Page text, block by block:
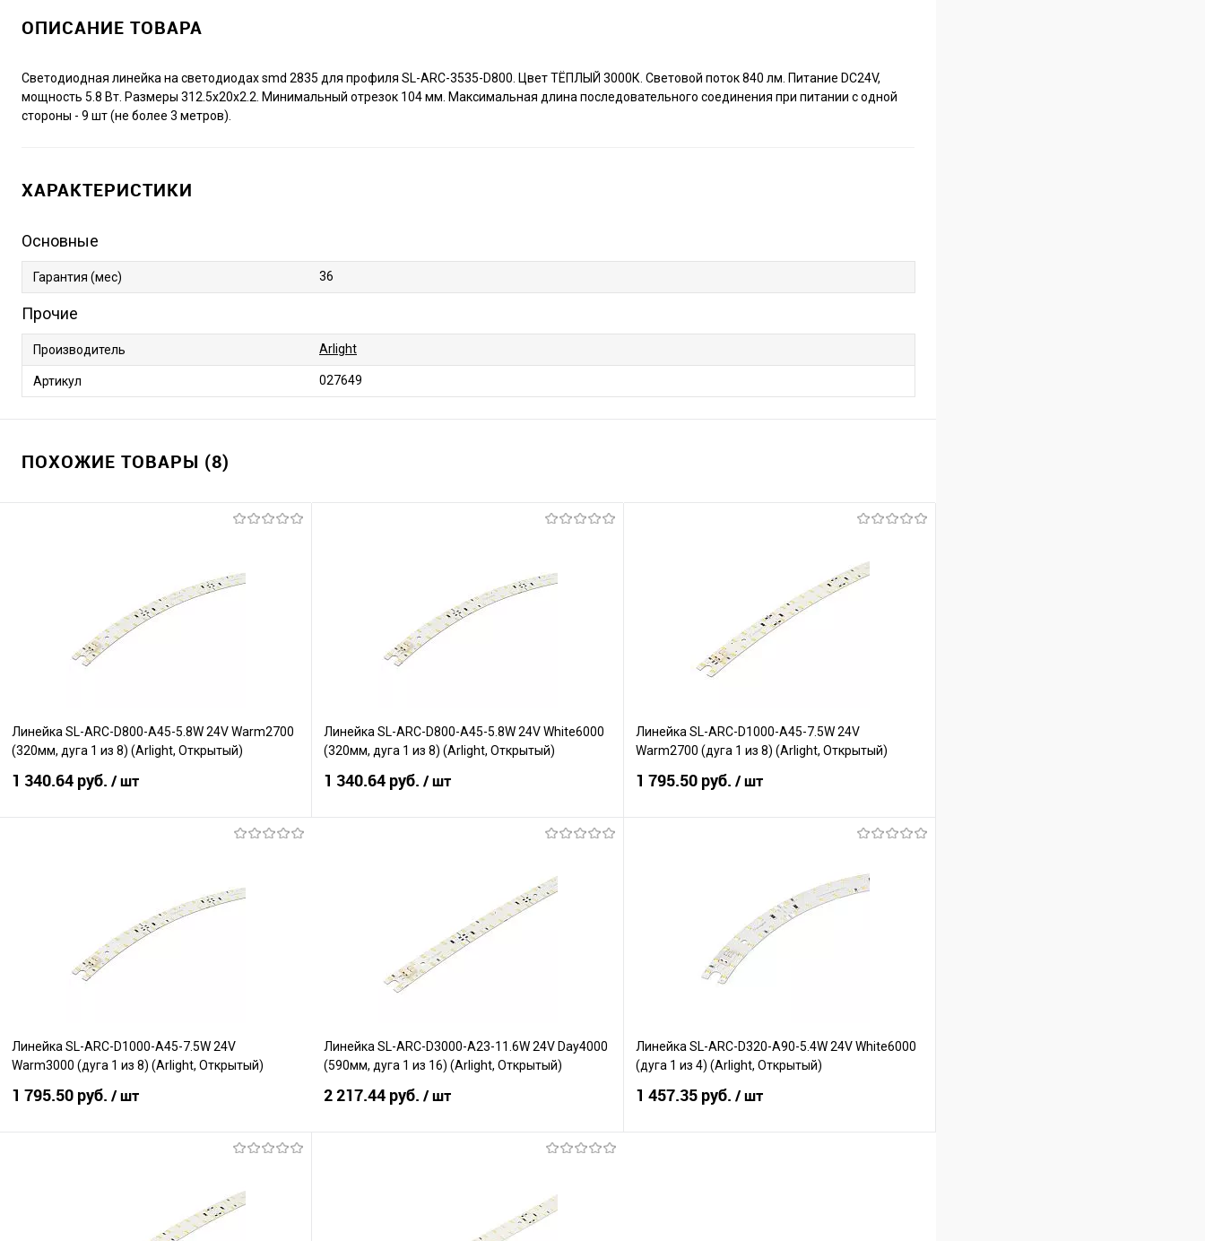
ОПИСАНИЕ ТОВАРА
Светодиодная линейка на светодиодах smd 2835 для профиля SL-ARC-3535-D800. Цвет ТЁПЛЫЙ 3000К. Световой поток 840 лм. Питание DC24V,
мощность 5.8 Вт. Размеры 312.5х20х2.2. Минимальный отрезок 104 мм. Максимальная длина последовательного соединения при питании с одной
стороны - 9 шт (не более 3 метров).
ХАРАКТЕРИСТИКИ
Основные
Гарантия (мес) 36
Прочие
Производитель Arlight
Артикул 027649
ПОХОЖИЕ ТОВАРЫ (8)
Линейка SL-ARC-D800-A45-5.8W 24V Warm2700
(320мм, дуга 1 из 8) (Arlight, Открытый)
1 340.64 руб. / шт
Линейка SL-ARC-D800-A45-5.8W 24V White6000
(320мм, дуга 1 из 8) (Arlight, Открытый)
1 340.64 руб. / шт
Линейка SL-ARC-D1000-A45-7.5W 24V
Warm2700 (дуга 1 из 8) (Arlight, Открытый)
1 795.50 руб. / шт
Линейка SL-ARC-D1000-A45-7.5W 24V
Warm3000 (дуга 1 из 8) (Arlight, Открытый)
1 795.50 руб. / шт
Линейка SL-ARC-D3000-A23-11.6W 24V Day4000
(590мм, дуга 1 из 16) (Arlight, Открытый)
2 217.44 руб. / шт
Линейка SL-ARC-D320-A90-5.4W 24V White6000
(дуга 1 из 4) (Arlight, Открытый)
1 457.35 руб. / шт